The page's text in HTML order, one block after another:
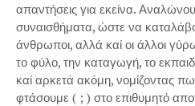
απαντήσεις για εκείνα.
συναισθήματα, ώστε να
άνθρωποι, αλλά καί οι άλλοι
το φύλο, την καταγωγή, το
καί αρκετά ακόμη, νομίζοντας
φτάσουμε ( ; ) στο επιθυμητό